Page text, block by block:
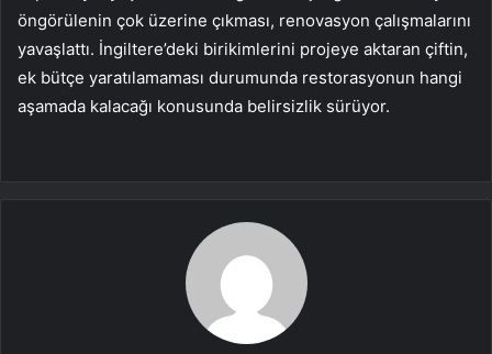
öngörülenin çok üzerine çıkması, renovasyon çalışmalarını
yavaşlattı. İngiltere’deki birikimlerini projeye aktaran çiftin,
ek bütçe yaratılamaması durumunda restorasyonun hangi
aşamada kalacağı konusunda belirsizlik sürüyor.